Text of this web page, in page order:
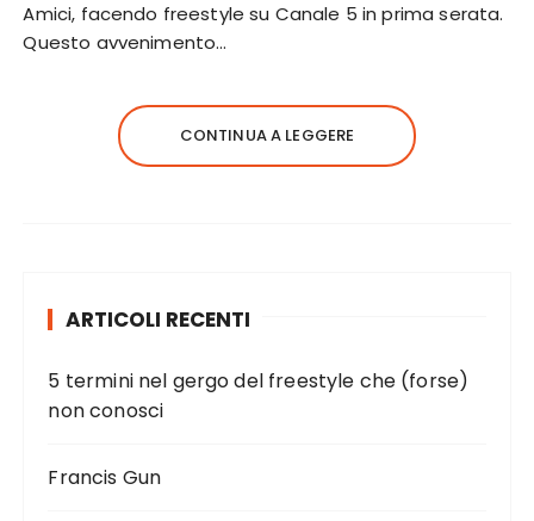
Amici, facendo freestyle su Canale 5 in prima serata.
Questo avvenimento…
CONTINUA A LEGGERE
ARTICOLI RECENTI
5 termini nel gergo del freestyle che (forse)
non conosci
Francis Gun